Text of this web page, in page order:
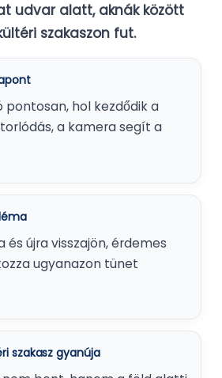
udvar alatt, aknák között
szakaszon fut.
pontosan, hol kezdődik a
a kamera segít a
és újra visszajön, érdemes
ugyanazon tünet
szakasz gyanúja